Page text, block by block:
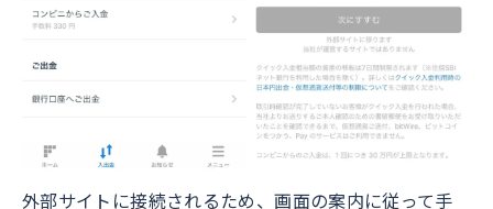
外部サイトに接続されるため、画面の案内に従って手